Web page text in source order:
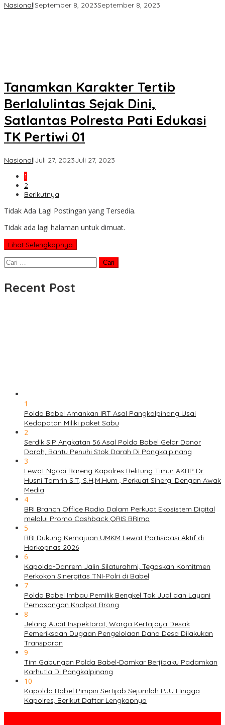
Nasional|September 8, 2023September 8, 2023
Tanamkan Karakter Tertib
Berlalulintas Sejak Dini,
Satlantas Polresta Pati Edukasi
TK Pertiwi 01
Nasional|Juli 27, 2023Juli 27, 2023
1
2
Berikutnya
Tidak Ada Lagi Postingan yang Tersedia.
Tidak ada lagi halaman untuk dimuat.
Lihat Selengkapnya
Cari
Recent Post
1
Polda Babel Amankan IRT Asal Pangkalpinang Usai
Kedapatan Miliki paket Sabu
2
Serdik SIP Angkatan 56 Asal Polda Babel Gelar Donor
Darah, Bantu Penuhi Stok Darah Di Pangkalpinang
3
Lewat Ngopi Bareng Kapolres Belitung Timur AKBP Dr.
Husni Tamrin S.T, S.H,M.Hum , Perkuat Sinergi Dengan Awak
Media
4
BRI Branch Office Radio Dalam Perkuat Ekosistem Digital
melalui Promo Cashback QRIS BRImo
5
BRI Dukung Kemajuan UMKM Lewat Partisipasi Aktif di
Harkopnas 2026
6
Kapolda-Danrem Jalin Silaturahmi, Tegaskan Komitmen
Perkokoh Sinergitas TNI-Polri di Babel
7
Polda Babel Imbau Pemilik Bengkel Tak Jual dan Layani
Pemasangan Knalpot Brong
8
Jelang Audit Inspektorat, Warga Kertajaya Desak
Pemeriksaan Dugaan Pengelolaan Dana Desa Dilakukan
Transparan
9
Tim Gabungan Polda Babel-Damkar Berjibaku Padamkan
Karhutla Di Pangkalpinang
10
Kapolda Babel Pimpin Sertijab Sejumlah PJU Hingga
Kapolres, Berikut Daftar Lengkapnya